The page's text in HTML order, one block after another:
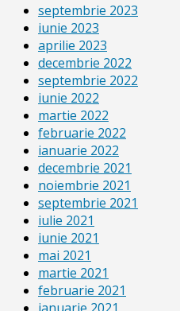
septembrie 2023
iunie 2023
aprilie 2023
decembrie 2022
septembrie 2022
iunie 2022
martie 2022
februarie 2022
ianuarie 2022
decembrie 2021
noiembrie 2021
septembrie 2021
iulie 2021
iunie 2021
mai 2021
martie 2021
februarie 2021